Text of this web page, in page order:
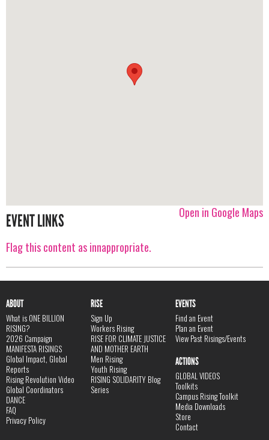
Open in Google Maps
EVENT LINKS
Flag this content as innappropriate.
ABOUT
What is ONE BILLION
RISING?
2026 Campaign
MANIFESTA RISINGS
Global Impact, Global
Reports
Rising Revolution Video
Global Coordinators
DANCE
FAQ
Privacy Policy
RISE
Sign Up
Workers Rising
RISE FOR CLIMATE JUSTICE
AND MOTHER EARTH
Men Rising
Youth Rising
RISING SOLIDARITY Blog
Series
EVENTS
Find an Event
Plan an Event
View Past Risings/Events
ACTIONS
GLOBAL VIDEOS
Toolkits
Campus Rising Toolkit
Media Downloads
Store
Contact